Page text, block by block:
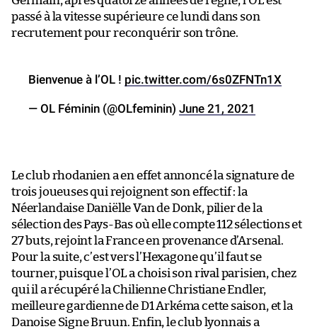
passé à la vitesse supérieure ce lundi dans son
recrutement pour reconquérir son trône.
Bienvenue à l’OL ! pic.twitter.com/6s0ZFNTn1X
— OL Féminin (@OLfeminin) June 21, 2021
Le club rhodanien a en effet annoncé la signature de
trois joueuses qui rejoignent son effectif : la
Néerlandaise Daniëlle Van de Donk, pilier de la
sélection des Pays-Bas où elle compte 112 sélections et
27 buts, rejoint la France en provenance d’Arsenal.
Pour la suite, c’est vers l’Hexagone qu’il faut se
tourner, puisque l’OL a choisi son rival parisien, chez
qui il a récupéré la Chilienne Christiane Endler,
meilleure gardienne de D1 Arkéma cette saison, et la
Danoise Signe Bruun. Enfin, le club lyonnais a